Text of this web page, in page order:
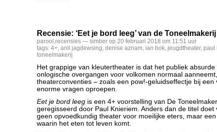
Recensie: ‘Eet je bord leeg’ van de Toneelmakerij
parool ,recensies — simber op 20 februari 2018 om 11:51 uur
tags: 4+, anil jagdewsing, denise aznam, ian bok, jeugdtheater, paul
toneelmakerij
Het grappige van kleutertheater is dat het publiek absurde
onlogische overgangen voor volkomen normaal
theaterconventies – zoals een pow!-geluidseffectje bij een
enorme vragen oproepen.
Eet je bord leeg is een 4+ voorstelling van De
geregisseerd door Paul Knieriem. Anders dan de titel doet
geen opvoedkundig theater voor moeilijke eters, maar
waarin het eten tot leven komt.